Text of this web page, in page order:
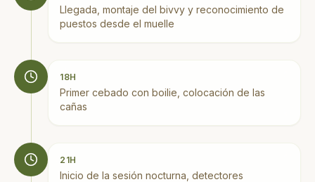
Llegada, montaje del bivvy y reconocimiento de
puestos desde el muelle
18H
Primer cebado con boilie, colocación de las
cañas
21H
Inicio de la sesión nocturna, detectores